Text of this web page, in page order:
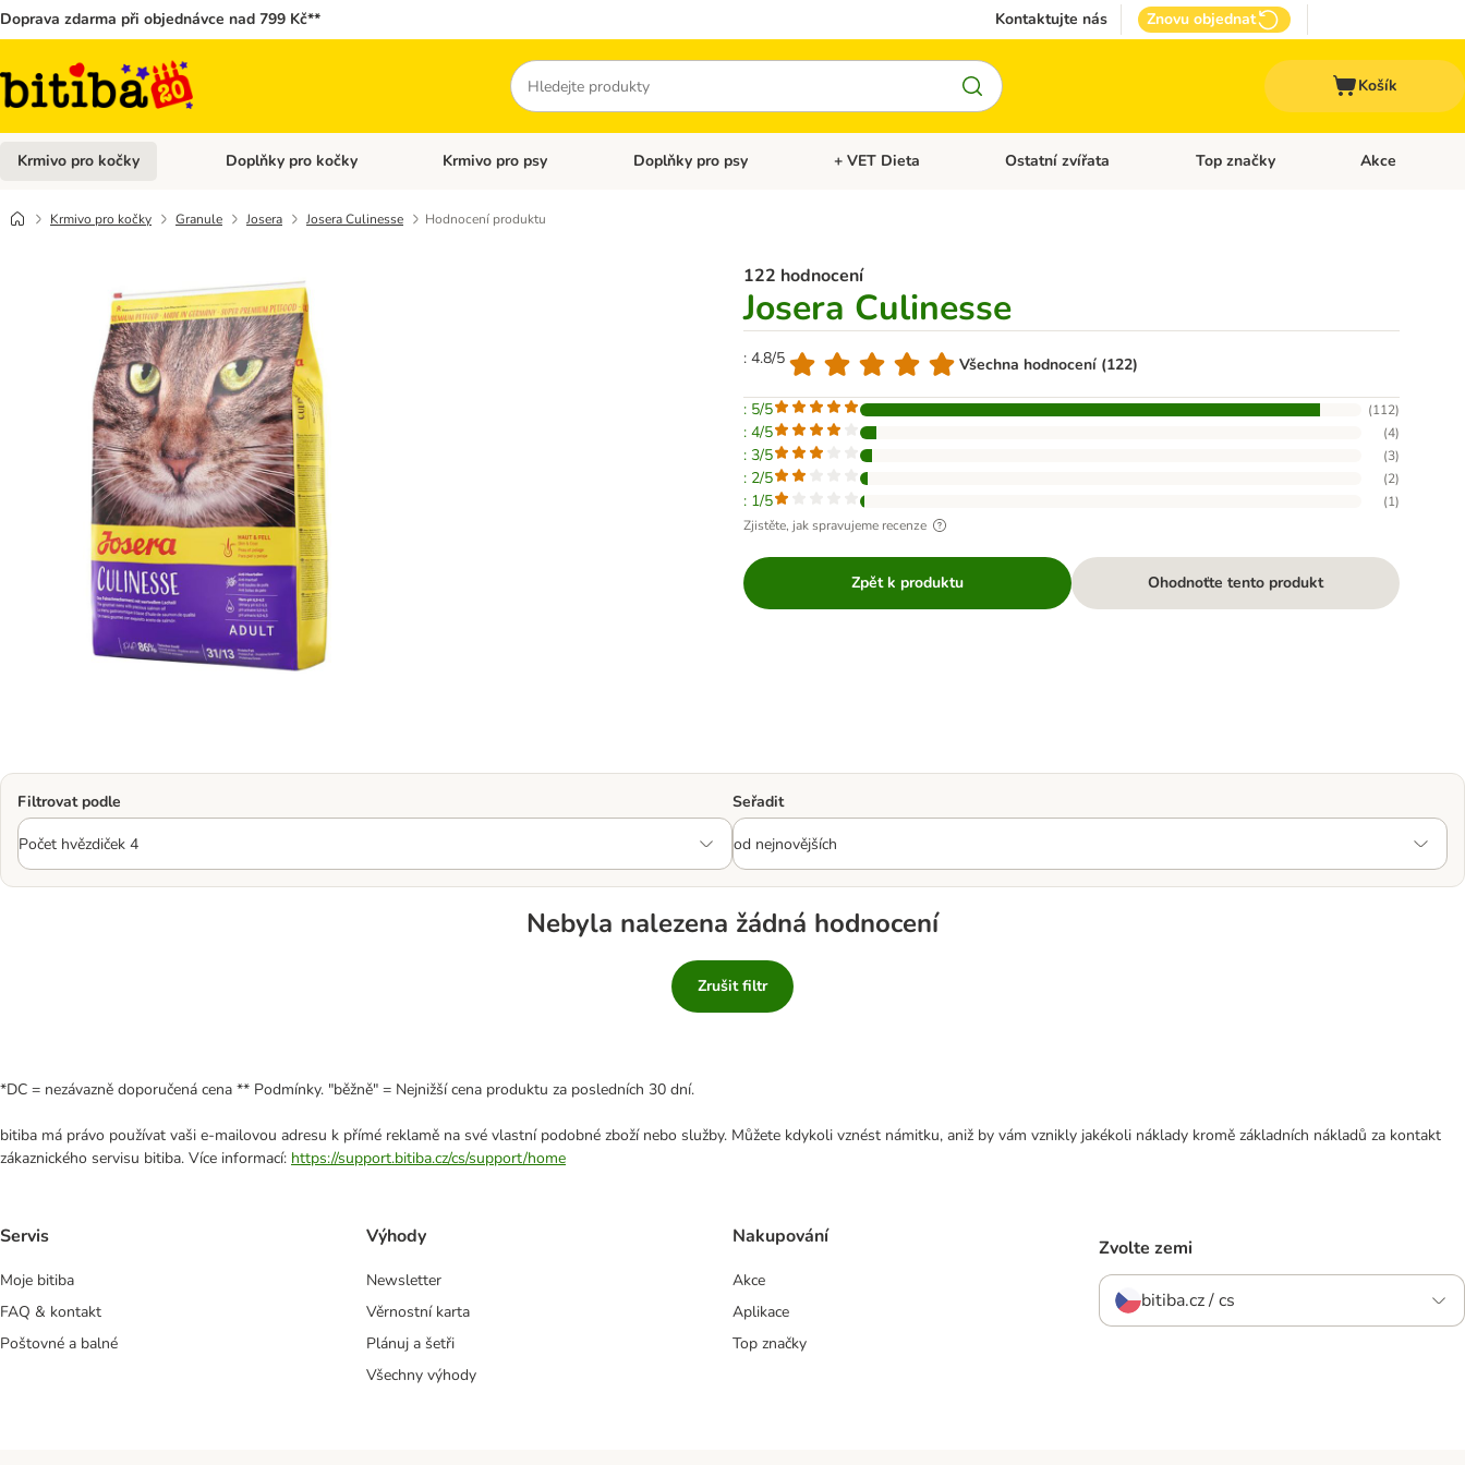
Doprava zdarma při objednávce nad 799 Kč** Kontaktujte nás Znovu objednat
Hledat
Košík
Krmivo pro kočky Otevřít menu: Krmivo pro kočky
Doplňky pro kočky Otevřít menu: Doplňky pro kočky
Krmivo pro psy Otevřít menu: Krmivo pro psy
Doplňky pro psy Otevřít menu: Doplňky pro psy
+ VET Dieta Otevřít menu: + VET Dieta
Ostatní zvířata Otevřít menu: Ostatní zvířata
Top značky Otevřít menu:
Akce
Krmivo pro kočky Granule Josera Josera Culinesse Hodnocení produktu
122 hodnocení
Josera Culinesse
: 4.8/5 Všechna hodnocení (122)
: 5/5 (112)
: 4/5 (4)
: 3/5 (3)
: 2/5 (2)
: 1/5 (1)
Zjistěte, jak spravujeme recenze
Zpět k produktu Ohodnoťte tento produkt
Filtrovat podle Seřadit
Nebyla nalezena žádná hodnocení
Zrušit filtr
*DC = nezávazně doporučená cena ** Podmínky. "běžně" = Nejnižší cena produktu za posledních 30 dní.
bitiba má právo používat vaši e-mailovou adresu k přímé reklamě na své vlastní podobné zboží nebo služby. Můžete kdykoli vznést námitku, aniž by vám vznikly jakékoli náklady kromě základních nákladů za kontakt
zákaznického servisu bitiba. Více informací: https://support.bitiba.cz/cs/support/home
Servis
Moje bitiba
FAQ & kontakt
Poštovné a balné
Výhody
Newsletter
Věrnostní karta
Plánuj a šetři
Všechny výhody
Nakupování
Akce
Aplikace
Top značky
Zvolte zemi
bitiba.cz / cs